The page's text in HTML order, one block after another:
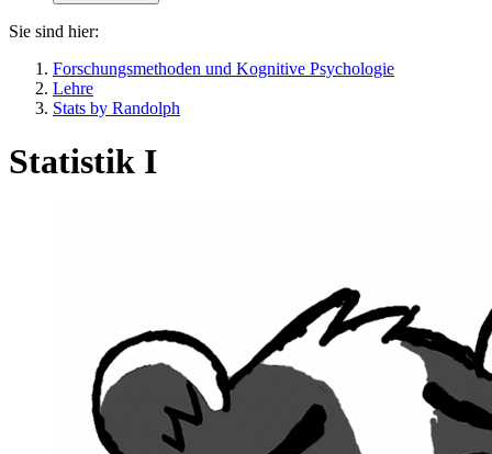
Sie sind hier:
Forschungsmethoden und Kognitive Psychologie
Lehre
Stats by Randolph
Statistik I